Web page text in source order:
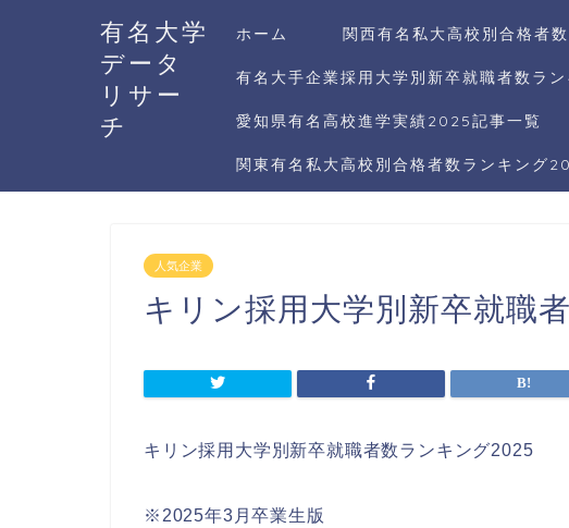
有名大学
データ
リサー
チ
ホーム 関西有名私大高校別合格者
有名大手企業採用大学別新卒就職者数ラ
愛知県有名高校進学実績2025記事一覧
関東有名私大高校別合格者数ランキング
人気企業
キリン採用大学別新卒就職
キリン採用大学別新卒就職者数ランキング2025
※2025年3月卒業生版